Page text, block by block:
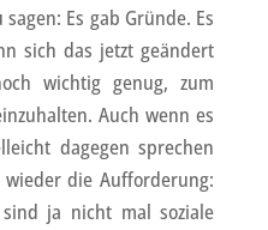
Es gab Gründe. Es
sich das jetzt geändert
wichtig genug, zum
Auch wenn es
dagegen sprechen
die Aufforderung:
ja nicht mal soziale